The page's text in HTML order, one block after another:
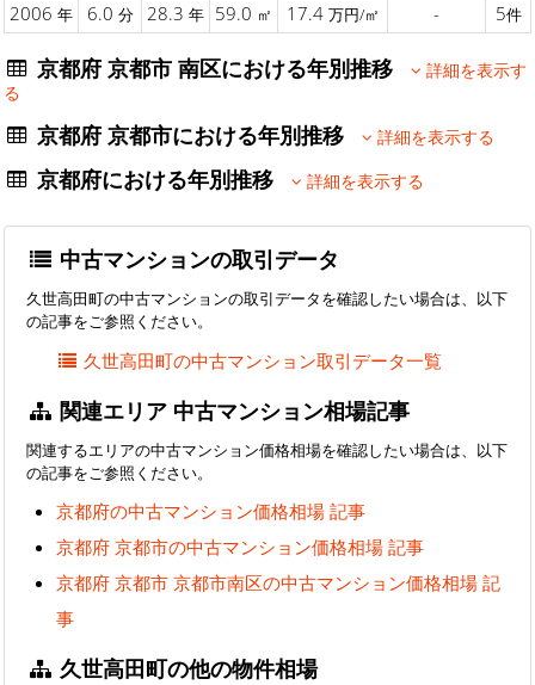
2006 年 6.0 分 28.3 年 59.0 ㎡ 17.4 万円/㎡ - 5件
京都府 京都市 南区における年別推移
詳細を表示す
る
京都府 京都市における年別推移 詳細を表示する
京都府における年別推移 詳細を表示する
中古マンションの取引データ
久世高田町の中古マンションの取引データを確認したい場合は、以下
の記事をご参照ください。
久世高田町の中古マンション取引データ一覧
関連エリア 中古マンション相場記事
関連するエリアの中古マンション価格相場を確認したい場合は、以下
の記事をご参照ください。
京都府の中古マンション価格相場 記事
京都府 京都市の中古マンション価格相場 記事
京都府 京都市 京都市南区の中古マンション価格相場 記
事
久世高田町の他の物件相場